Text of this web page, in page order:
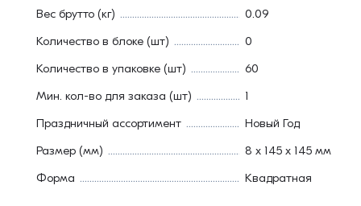
Вес брутто (кг)
0.09
Количество в блоке (шт)
0
Количество в упаковке (шт)
60
Мин. кол-во для заказа (шт)
1
Праздничный ассортимент
Новый Год
Размер (мм)
8 х 145 х 145 мм
Форма
Квадратная